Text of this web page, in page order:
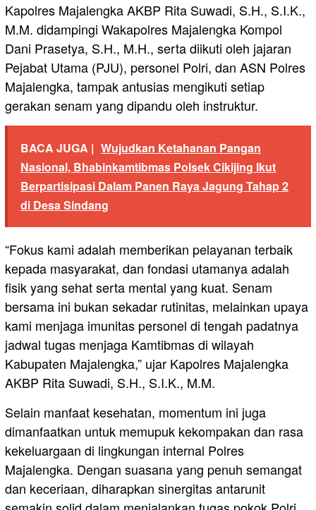
Kapolres Majalengka AKBP Rita Suwadi, S.H., S.I.K.,
M.M. didampingi Wakapolres Majalengka Kompol
Dani Prasetya, S.H., M.H., serta diikuti oleh jajaran
Pejabat Utama (PJU), personel Polri, dan ASN Polres
Majalengka, tampak antusias mengikuti setiap
gerakan senam yang dipandu oleh instruktur.
BACA JUGA | Wujudkan Ketahanan Pangan
Nasional, Bhabinkamtibmas Polsek Cikijing Ikut
Berpartisipasi Dalam Panen Raya Jagung Tahap 2
di Desa Sindang
“Fokus kami adalah memberikan pelayanan terbaik
kepada masyarakat, dan fondasi utamanya adalah
fisik yang sehat serta mental yang kuat. Senam
bersama ini bukan sekadar rutinitas, melainkan upaya
kami menjaga imunitas personel di tengah padatnya
jadwal tugas menjaga Kamtibmas di wilayah
Kabupaten Majalengka,” ujar Kapolres Majalengka
AKBP Rita Suwadi, S.H., S.I.K., M.M.
Selain manfaat kesehatan, momentum ini juga
dimanfaatkan untuk memupuk kekompakan dan rasa
kekeluargaan di lingkungan internal Polres
Majalengka. Dengan suasana yang penuh semangat
dan keceriaan, diharapkan sinergitas antarunit